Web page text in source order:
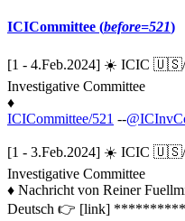
ICICommittee (before=521)
[1 - 4.Feb.2024] ☀️ ICIC
Investigative Committee
♦
ICICommittee/521 --
[1 - 3.Feb.2024] ☀️ ICIC
Investigative Committee
♦ Nachricht von Reiner
Deutsch 👉 [link]